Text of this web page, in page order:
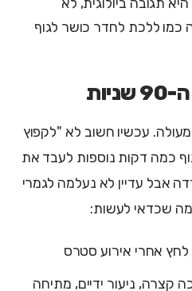
כמו ללכת לחדר כושר לגוף
90 שניות? מעולה. עכשיו חשוב לא "לקפוץ
כמה דקות נוספות לעבד את
אבל עדיין לא נעלמה לגמרי
מה שכדאי לעשות:
לחץ אחרי אירוע סטרס
קצרה, ניעור ידיים, מתיחה